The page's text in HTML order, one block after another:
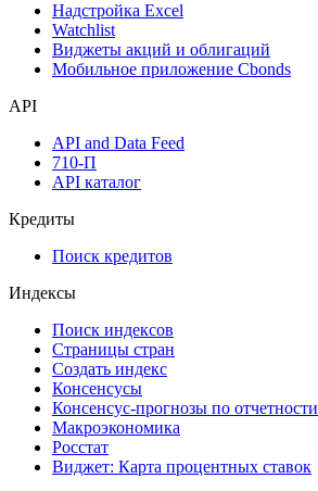
Надстройка Excel
Watchlist
Виджеты акций и облигаций
Мобильное приложение Cbonds
API
API and Data Feed
710-П
API каталог
Кредиты
Поиск кредитов
Индексы
Поиск индексов
Страницы стран
Создать индекс
Консенсусы
Консенсус-прогнозы по отчетности
Макроэкономика
Росстат
Виджет: Карта процентных ставок